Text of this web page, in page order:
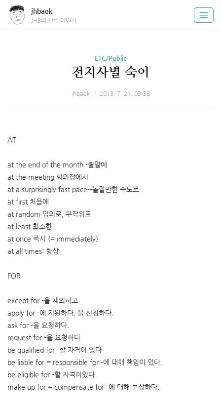
jhbaek
JHB의 삽질 이야기
ETC/Public
전치사별 숙어
jhbaek 2013. 7. 21. 03:38
AT
at the end of the month -월말에
at the meeting 회의장에서
at a surprisingly fast pace--놀랄만한 속도로
at first 처음에
at random 임의로, 무작위로
at least 최소한
at once 즉시 (= immediately)
at all times: 항상
FOR
except for -을 제외하고
apply for -에 지원하다. 을 신청하다.
ask for -을 요청하다.
request for -을 요청하다.
be qualified for -할 자격이 있다
be liable for = responsible for -에 대해 책임이 있다.
be eligible for -할 자격이있다.
make up for = compensate for -에 대해 보상하다.